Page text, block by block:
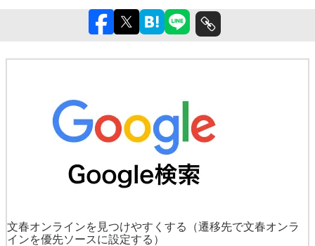
文春オンラインを見つけやすくする
（遷移先で文春オンラ
インを優先ソースに設定する）